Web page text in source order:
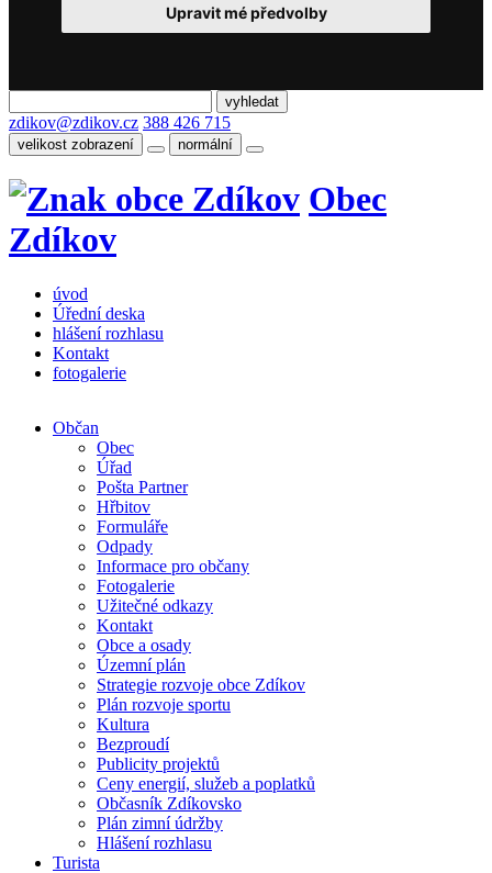
Upravit mé předvolby
zdikov@zdikov.cz 388 426 715
velikost zobrazení normální
Obec
Zdíkov
úvod
Úřední deska
hlášení rozhlasu
Kontakt
fotogalerie
Občan
Obec
Úřad
Pošta Partner
Hřbitov
Formuláře
Odpady
Informace pro občany
Fotogalerie
Užitečné odkazy
Kontakt
Obce a osady
Územní plán
Strategie rozvoje obce Zdíkov
Plán rozvoje sportu
Kultura
Bezproudí
Publicity projektů
Ceny energií, služeb a poplatků
Občasník Zdíkovsko
Plán zimní údržby
Hlášení rozhlasu
Turista